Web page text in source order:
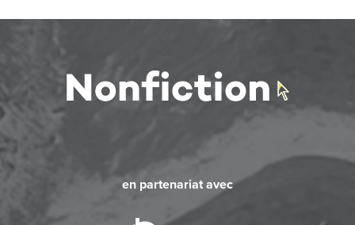
en partenariat avec